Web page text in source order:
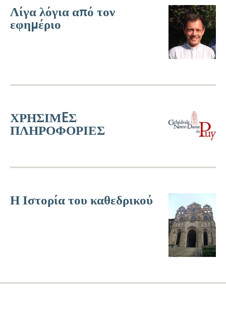
Λίγα λόγια από τον
εφημέριο
ΧΡΗΣΙΜEΣ
ΠΛΗΡΟΦΟΡΙΕΣ
Η Ιστορία του καθεδρικού